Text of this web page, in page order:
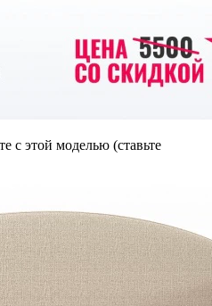
с этой моделью (ставьте